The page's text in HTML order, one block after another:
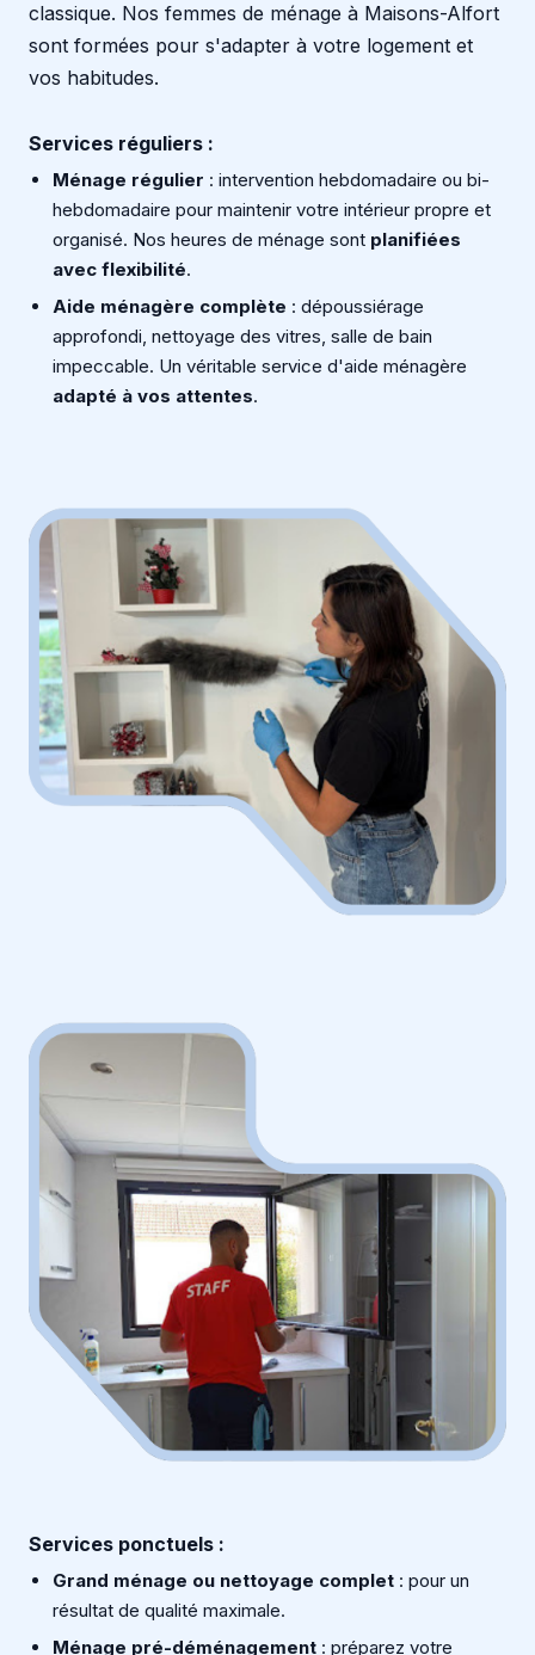
classique. Nos femmes de ménage à Maisons-Alfort
sont formées pour s'adapter à votre logement et
vos habitudes.
Services réguliers :
Ménage régulier : intervention hebdomadaire ou bi-
hebdomadaire pour maintenir votre intérieur propre et
organisé. Nos heures de ménage sont planifiées
avec flexibilité.
Aide ménagère complète : dépoussiérage
approfondi, nettoyage des vitres, salle de bain
impeccable. Un véritable service d'aide ménagère
adapté à vos attentes.
Services ponctuels :
Grand ménage ou nettoyage complet : pour un
résultat de qualité maximale.
Ménage pré-déménagement : préparez votre